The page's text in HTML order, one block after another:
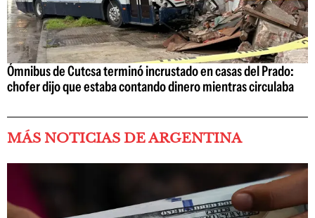
Ómnibus de Cutcsa terminó incrustado en casas del Prado:
chofer dijo que estaba contando dinero mientras circulaba
MÁS NOTICIAS DE ARGENTINA